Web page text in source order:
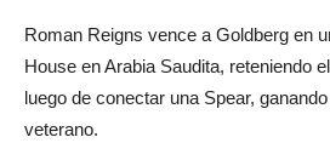
Roman Reigns vence a Goldberg en
House en Arabia Saudita, reteniendo
luego de conectar una Spear,
veterano.